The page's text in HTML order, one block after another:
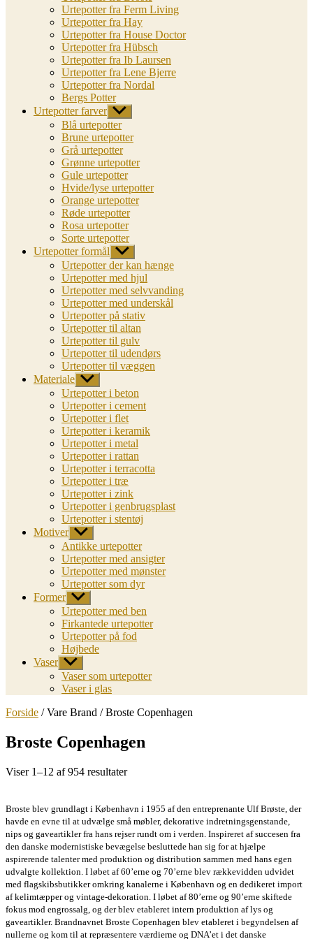
Urtepotter fra Ferm Living
Urtepotter fra Hay
Urtepotter fra House Doctor
Urtepotter fra Hübsch
Urtepotter fra Ib Laursen
Urtepotter fra Lene Bjerre
Urtepotter fra Nordal
Bergs Potter
Urtepotter farver Vis
undermenu
Blå urtepotter
Brune urtepotter
Grå urtepotter
Grønne urtepotter
Gule urtepotter
Hvide/lyse urtepotter
Orange urtepotter
Røde urtepotter
Rosa urtepotter
Sorte urtepotter
Urtepotter formål Vis
undermenu
Urtepotter der kan hænge
Urtepotter med hjul
Urtepotter med selvvanding
Urtepotter med underskål
Urtepotter på stativ
Urtepotter til altan
Urtepotter til gulv
Urtepotter til udendørs
Urtepotter til væggen
Materiale Vis
undermenu
Urtepotter i beton
Urtepotter i cement
Urtepotter i flet
Urtepotter i keramik
Urtepotter i metal
Urtepotter i rattan
Urtepotter i terracotta
Urtepotter i træ
Urtepotter i zink
Urtepotter i genbrugsplast
Urtepotter i stentøj
Motiver Vis
undermenu
Antikke urtepotter
Urtepotter med ansigter
Urtepotter med mønster
Urtepotter som dyr
Former Vis
undermenu
Urtepotter med ben
Firkantede urtepotter
Urtepotter på fod
Højbede
Vaser Vis
undermenu
Vaser som urtepotter
Vaser i glas
Forside / Vare Brand / Broste Copenhagen
Broste Copenhagen
Viser 1–12 af 954 resultaterSorted
Broste blev grundlagt i København i 1955 af den entreprenante Ulf Brøste, der
havde en evne til at udvælge små møbler, dekorative indretningsgenstande,
nips og gaveartikler fra hans rejser rundt om i verden. Inspireret af succesen fra
den danske modernistiske bevægelse besluttede han sig for at hjælpe
aspirerende talenter med produktion og distribution sammen med hans egen
udvalgte kollektion. I løbet af 60’erne og 70’erne blev rækkevidden udvidet
med flagskibsbutikker omkring kanalerne i København og en dedikeret import
af kelimtæpper og vintage-dekoration. I løbet af 80’erne og 90’erne skiftede
fokus mod engrossalg, og der blev etableret intern produktion af lys og
gaveartikler. Brandnavnet Broste Copenhagen blev etableret i begyndelsen af
nullerne og kom til at repræsentere værdierne og DNA’et i det danske